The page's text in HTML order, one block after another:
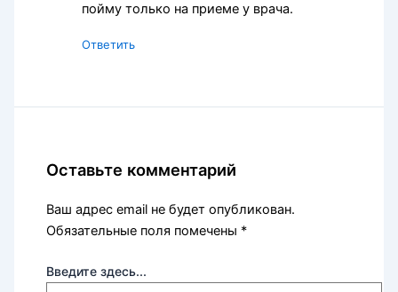
пойму только на приеме у врача.
Ответить
Оставьте комментарий
Ваш адрес email не будет опубликован.
Обязательные поля помечены *
Введите здесь...